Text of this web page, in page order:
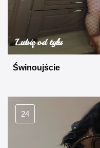
Lubię od tyłu
Świnoujście
24